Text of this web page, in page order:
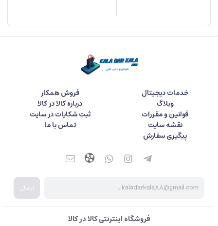
خدمات دیجیتال
فروش همکار
وبلاگ
درباره کالا در کالا
قوانین و مقررات
ثبت شکایات در سایت
نقشه سایت
تماس با ما
پیگیری سفارش
ارسال
فروشگاه اینترنتی کالا در کالا